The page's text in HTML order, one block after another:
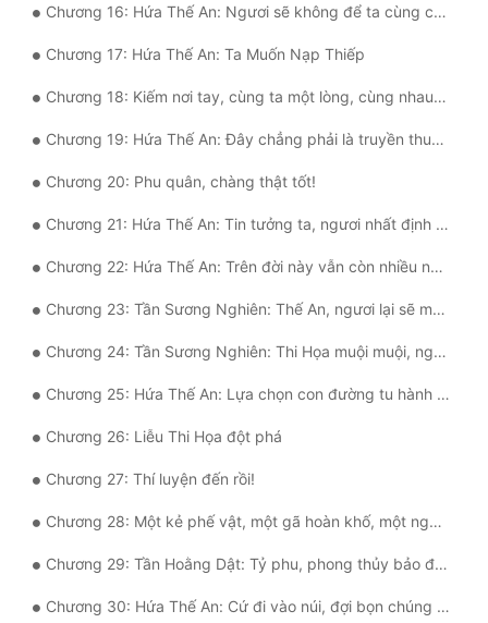
Trọng Sinh
Tu Chân
Tu Tiên
Tội Phạm
Chương 16: Hứa Thế An: Ngươi sẽ không để ta cùng chó ngồi chung bàn chứ?
Chương 17: Hứa Thế An: Ta Muốn Nạp Thiếp
Chương 18: Kiếm nơi tay, cùng ta một lòng, cùng nhau giết Hứa Cẩu!
Chương 19: Hứa Thế An: Đây chẳng phải là truyền thuyết về Tiên Thiên Góa Phụ Thánh Thể hay sao?
Chương 20: Phu quân, chàng thật tốt!
Chương 21: Hứa Thế An: Tin tưởng ta, ngươi nhất định có thể trở thành Thái Huyền thiên kiêu
Chương 22: Hứa Thế An: Trên đời này vẫn còn nhiều người tốt bụng!
Chương 23: Tần Sương Nghiên: Thế An, ngươi lại sẽ mang đến cho ta cái gì dạng kinh hỉ đây?
Chương 24: Tần Sương Nghiên: Thi Họa muội muội, ngươi đã thay đổi rồi!
Chương 25: Hứa Thế An: Lựa chọn con đường tu hành ngươi muốn nhất
Chương 26: Liễu Thi Họa đột phá
Chương 27: Thí luyện đến rồi!
Chương 28: Một kẻ phế vật, một gã hoàn khố, một người khắc chồng.
Chương 29: Tần Hoằng Dật: Tỷ phu, phong thủy bảo địa không phải dùng như thế!
Chương 30: Hứa Thế An: Cứ đi vào núi, đợi bọn chúng mang lễ tới